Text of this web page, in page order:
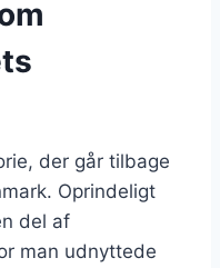
der går tilbage
Oprindeligt
del af
man udnyttede